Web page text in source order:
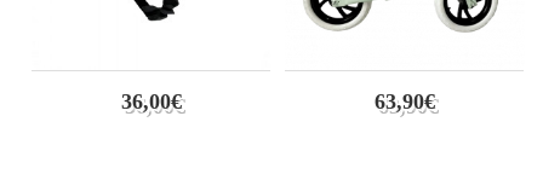
36,00€ 63,90€